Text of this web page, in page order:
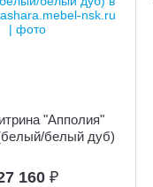
"Апполия"
белый дуб)
160 ₽